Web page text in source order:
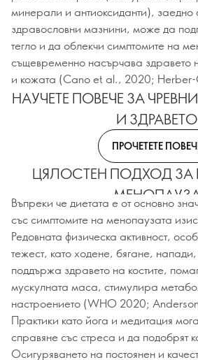
минерали и антиоксиданти), заедно
здравословни мазнини, може да
тегло и да облекчи симптомите на
същевременно насърчава здравето
и кожата (Cano et al., 2020;
НАУЧЕТЕ ПОВЕЧЕ ЗА
И ЗДРАВЕТО
ПРОЧЕТЕТЕ
ЦЯЛОСТЕН ПОДХОД ЗА
МЕНОПАУЗА
Въпреки че диетата е от основно
със симптомите на менопаузата
Редовната физическа активност,
тежест, като ходене, бягане, напади,
поддържа здравето на костите,
мускулната маса, стимулира
настроението (WHO 2020;
Практики като йога и медитация
справяне със стреса и да подобрят
Осигуряването на постоянен и